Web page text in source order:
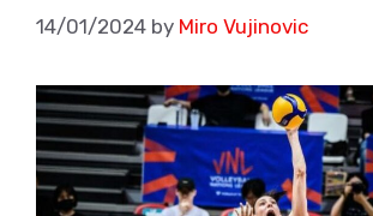
14/01/2024 by Miro Vujinovic